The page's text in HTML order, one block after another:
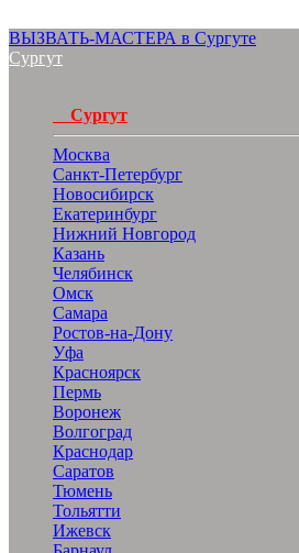
ВЫЗВАТЬ-МАСТЕРА в Сургуте
Сургут
Сургут
Москва
Санкт-Петербург
Новосибирск
Екатеринбург
Нижний Новгород
Казань
Челябинск
Омск
Самара
Ростов-на-Дону
Уфа
Красноярск
Пермь
Воронеж
Волгоград
Краснодар
Саратов
Тюмень
Тольятти
Ижевск